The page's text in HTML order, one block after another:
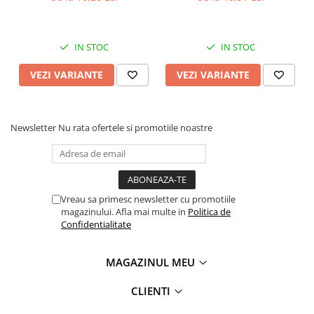
IN STOC
VEZI VARIANTE
IN STOC
VEZI VARIANTE
Newsletter Nu rata ofertele si promotiile noastre
Vreau sa primesc newsletter cu promotiile
magazinului. Afla mai multe in Politica de
Confidentialitate
MAGAZINUL MEU
CLIENTI